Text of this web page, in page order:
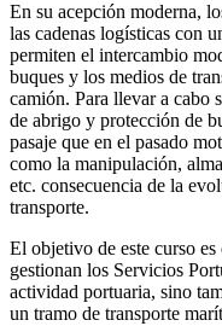
En su acepción moderna,
las cadenas logísticas con
permiten el intercambio
buques y los medios de
camión. Para llevar a cabo
de abrigo y protección de
pasaje que en el pasado
como la manipulación,
etc. consecuencia de la
transporte.
El objetivo de este curso
gestionan los Servicios
actividad portuaria, sino
un tramo de transporte